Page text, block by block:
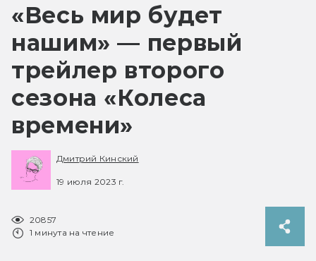
«Весь мир будет
нашим» — первый
трейлер второго
сезона «Колеса
времени»
Дмитрий Кинский
19 июля 2023 г.
20857
1 минута на чтение